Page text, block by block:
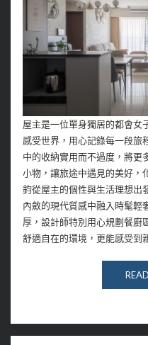
屋主是一位單身獨居的都會女
感受世界，用心記錄每一段旅
中的收納實用而不過度，將更
小物，讓旅途中遇見的美好，
鈞從屋主的個性與生活理想出
內斂的現代質感中融入時髦輕
厚，設計師特別用心規劃餐廚
舒適自在的環境，更能感受到